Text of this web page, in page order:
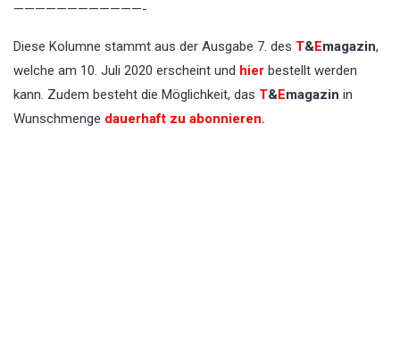
————————————-
Diese Kolumne stammt aus der Ausgabe 7. des T&Emagazin,
welche am 10. Juli 2020 erscheint und hier bestellt werden
kann. Zudem besteht die Möglichkeit, das T&Emagazin in
Wunschmenge dauerhaft zu abonnieren.